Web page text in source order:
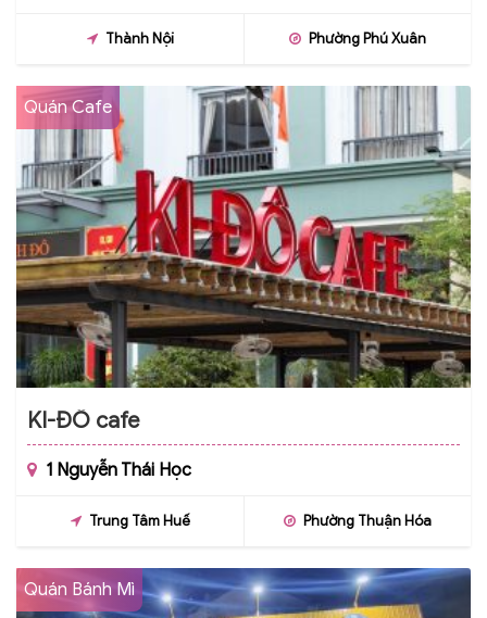
Thành Nội Phường Phú Xuân
Quán Cafe
KI-ĐÔ cafe
1 Nguyễn Thái Học
Trung Tâm Huế Phường Thuận Hóa
Quán Bánh Mì